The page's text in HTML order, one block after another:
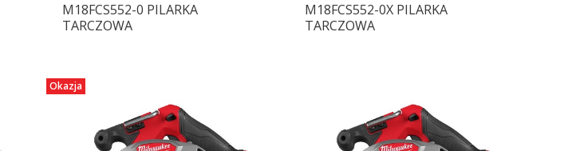
Okazja
M18FCS552-0 PILARKA
TARCZOWA
M18FCS552-0X PILARKA
TARCZOWA